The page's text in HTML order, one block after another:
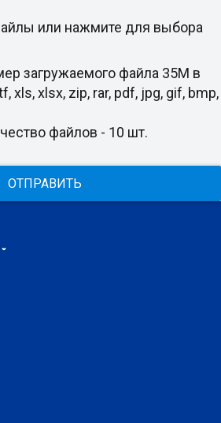
или нажмите для выбора
загружаемого файла 35M в
xls, xlsx, zip, rar, pdf, jpg, gif, bmp,
файлов - 10 шт.
ОТПРАВИТЬ